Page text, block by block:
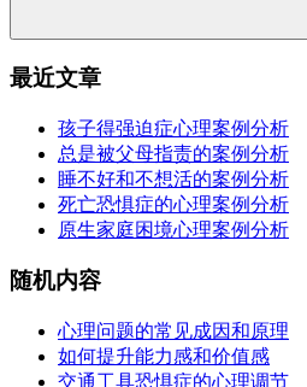
最近文章
孩子得强迫症心理案例分析
总是被父母指责的案例分析
睡不好和不想活的案例分析
死亡恐惧症的心理案例分析
原生家庭困境心理案例分析
随机内容
心理问题的常见成因和原理
如何提升能力感和价值感
交通工具恐惧症的心理调节